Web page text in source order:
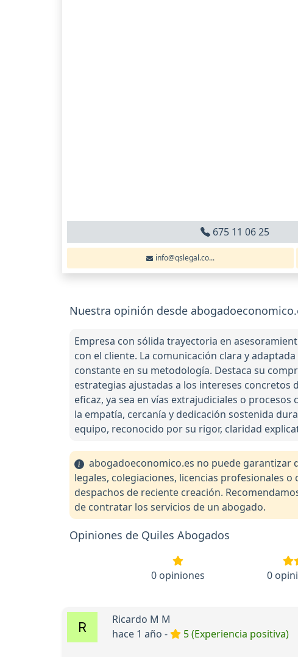
675 11 06 25
info@qslegal.co...
Nuestra opinión desde
Empresa con sólida trayectoria en
con el cliente. La comunicación clara y
constante en su metodología. Destaca su
estrategias ajustadas a los intereses concretos
eficaz, ya sea en vías extrajudiciales o
la empatía, cercanía y dedicación sostenida
equipo, reconocido por su rigor, claridad
abogadoeconomico.es no puede garantizar
legales, colegiaciones, licencias profesionales
despachos de reciente creación.
de contratar los servicios de un abogado.
Opiniones de Quiles Abogados
0 opiniones 0
Ricardo M M
hace 1 año -
5 (Experiencia positiva)